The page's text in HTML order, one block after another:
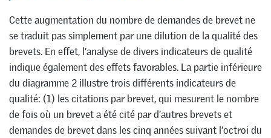
Cette augmentation du nombre de demandes de brevet ne
se traduit pas simplement par une dilution de la qualité des
brevets. En effet, l’analyse de divers indicateurs de qualité
indique également des effets favorables. La partie inférieure
du diagramme 2 illustre trois différents indicateurs de
qualité: (1) les citations par brevet, qui mesurent le nombre
de fois où un brevet a été cité par d’autres brevets et
demandes de brevet dans les cinq années suivant l’octroi du